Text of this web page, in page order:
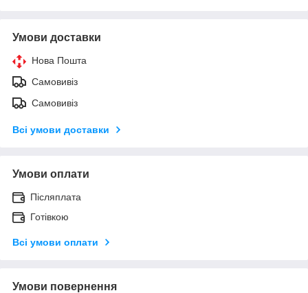
Умови доставки
Нова Пошта
Самовивіз
Самовивіз
Всі умови доставки
Умови оплати
Післяплата
Готівкою
Всі умови оплати
Умови повернення